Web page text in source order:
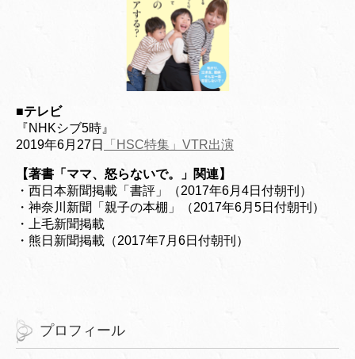
■テレビ
『NHKシブ5時』
2019年6月27日
「HSC特集」VTR出演
【著書「ママ、怒らないで。」関連】
・西日本新聞掲載「書評」（2017年6月4日付朝刊）
・神奈川新聞「親子の本棚」（2017年6月5日付朝刊）
・上毛新聞掲載
・熊日新聞掲載（2017年7月6日付朝刊）
プロフィール